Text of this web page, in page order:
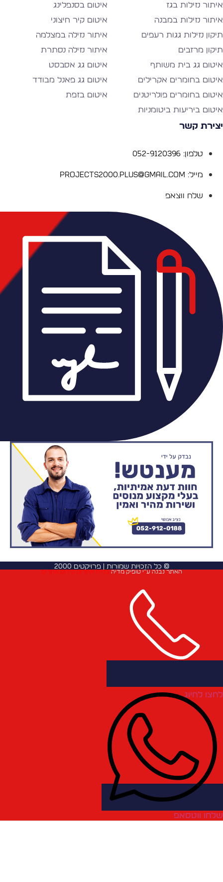
נזילות בגז
נזילות במבנה
נזילות גגות רעפים
מרזבים
גג בית משותף
בחומרים אקרילים
בחומרים פולריטנים
ביריעות ביטומניות
איטום בסנפלינג
איטום קיר חיצוני
איתור נזילה במצלמה
איתור נזילה נסתרת
איטום גג אסבסט
איטום גג פאנל מבודד
איטום בזפת
קשר
טלפון: 052-9120396
מייל: Projects2000.plus@gmail.com
שלח ווצאפ
© כל הזכויות שמורות | פרויקטים 2000
האתר נבנה ע”י טופיק מדיהבניית אתרים קידום אתרים
לחיוג
ווטסאפ